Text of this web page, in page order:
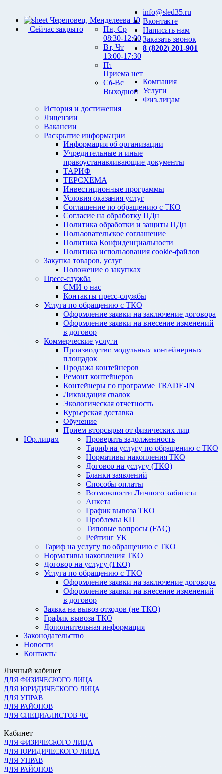
Череповец, Менделеева 10
Сейчас закрыто
Пн, Ср
08:30-12:00
Вт, Чт
13:00-17:30
Пт
Приема нет
Сб-Вс
Выходной
info@sled35.ru
Вконтакте
Написать нам
Заказать звонок
8 (8202) 201-901
Компания
История и достижения
Лицензии
Вакансии
Раскрытие информации
Информация об организации
Учредительные и иные
правоустанавливающие документы
ТАРИФ
ТЕРСХЕМА
Инвестиционные программы
Условия оказания услуг
Соглашение по обращению с ТКО
Согласие на обработку ПДн
Политика обработки и защиты ПДн
Пользовательское соглашение
Политика Конфиденциальности
Политика использования cookie-файлов
Закупка товаров, услуг
Положение о закупках
Пресс-служба
СМИ о нас
Контакты пресс-службы
Услуги
Услуга по обращению с ТКО
Оформление заявки на заключение договора
Оформление заявки на внесение изменений
в договор
Коммерческие услуги
Производство модульных контейнерных
площадок
Продажа контейнеров
Ремонт контейнеров
Контейнеры по программе TRADE-IN
Ликвидация свалок
Экологическая отчетность
Курьерская доставка
Обучение
Прием вторсырья от физических лиц
Физ.лицам
Проверить задолженность
Тариф на услугу по обращению с ТКО
Нормативы накопления ТКО
Договор на услугу (ТКО)
Бланки заявлений
Способы оплаты
Возможности Личного кабинета
Анкета
График вывоза ТКО
Проблемы КП
Типовые вопросы (FAQ)
Рейтинг УК
Юр.лицам
Тариф на услугу по обращению с ТКО
Нормативы накопления ТКО
Договор на услугу (ТКО)
Услуга по обращению с ТКО
Оформление заявки на заключение договора
Оформление заявки на внесение изменений
в договор
Заявка на вывоз отходов (не ТКО)
График вывоза ТКО
Дополнительная информация
Законодательство
Новости
Контакты
Личный кабинет
ДЛЯ ФИЗИЧЕСКОГО ЛИЦА
ДЛЯ ЮРИДИЧЕСКОГО ЛИЦА
ДЛЯ УПРАВ
ДЛЯ РАЙОНОВ
ДЛЯ СПЕЦИАЛИСТОВ ЧС
Кабинет
ДЛЯ ФИЗИЧЕСКОГО ЛИЦА
ДЛЯ ЮРИДИЧЕСКОГО ЛИЦА
ДЛЯ УПРАВ
ДЛЯ РАЙОНОВ